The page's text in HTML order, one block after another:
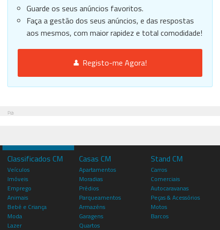
Guarde os seus anúncios favoritos.
Faça a gestão dos seus anúncios, e das respostas
aos mesmos, com maior rapidez e total comodidade!
Registo-me Agora!
Pub
Classificados CM
Veículos
Imóveis
Emprego
Animais
Bebé e Criança
Moda
Lazer
Casas CM
Apartamentos
Moradias
Prédios
Parqueamentos
Armazéns
Garagens
Quartos
Stand CM
Carros
Comerciais
Autocaravanas
Peças & Acessórios
Motos
Barcos